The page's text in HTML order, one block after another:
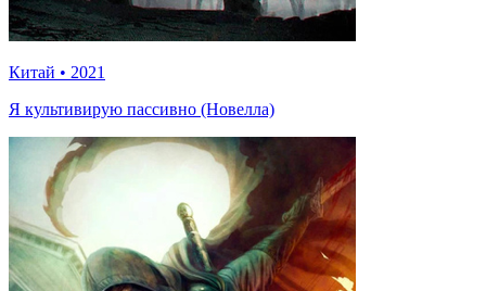
Китай • 2021
Я культивирую пассивно (Новелла)